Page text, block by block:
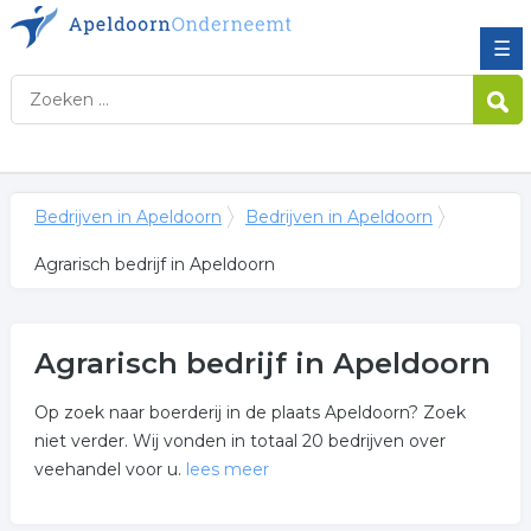
☰
Bedrijven in Apeldoorn Bedrijven in Apeldoorn
Agrarisch bedrijf in Apeldoorn
Agrarisch bedrijf in Apeldoorn
Op zoek naar boerderij in de plaats Apeldoorn? Zoek
niet verder. Wij vonden in totaal 20 bedrijven over
veehandel voor u. lees meer